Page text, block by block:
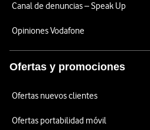
Canal de denuncias – Speak Up
Opiniones Vodafone
Ofertas y promociones
Ofertas nuevos clientes
Ofertas portabilidad móvil